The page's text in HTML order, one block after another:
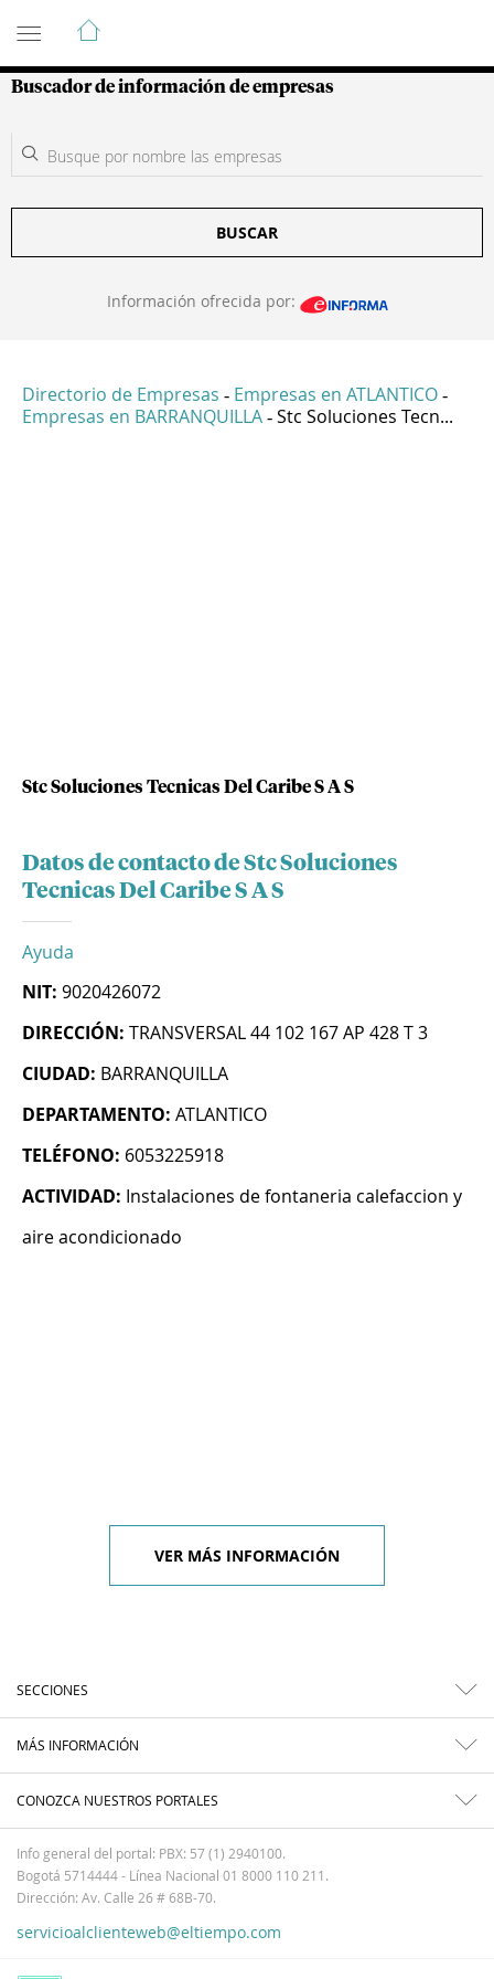
Guía de Empresas Colombianas
Buscador de información de empresas
BUSCAR
Información ofrecida por:
Directorio de Empresas - Empresas en ATLANTICO -
Empresas en BARRANQUILLA - Stc Soluciones Tecn...
Stc Soluciones Tecnicas Del Caribe S A S
Datos de contacto de Stc Soluciones
Tecnicas Del Caribe S A S
Ayuda
NIT: 9020426072
DIRECCIÓN: TRANSVERSAL 44 102 167 AP 428 T 3
CIUDAD: BARRANQUILLA
DEPARTAMENTO: ATLANTICO
TELÉFONO: 6053225918
ACTIVIDAD: Instalaciones de fontaneria calefaccion y
aire acondicionado
VER MÁS INFORMACIÓN
SECCIONES
MÁS INFORMACIÓN
CONOZCA NUESTROS PORTALES
Info general del portal: PBX: 57 (1) 2940100.
Bogotá 5714444 - Línea Nacional 01 8000 110 211.
Dirección: Av. Calle 26 # 68B-70.
servicioalclienteweb@eltiempo.com